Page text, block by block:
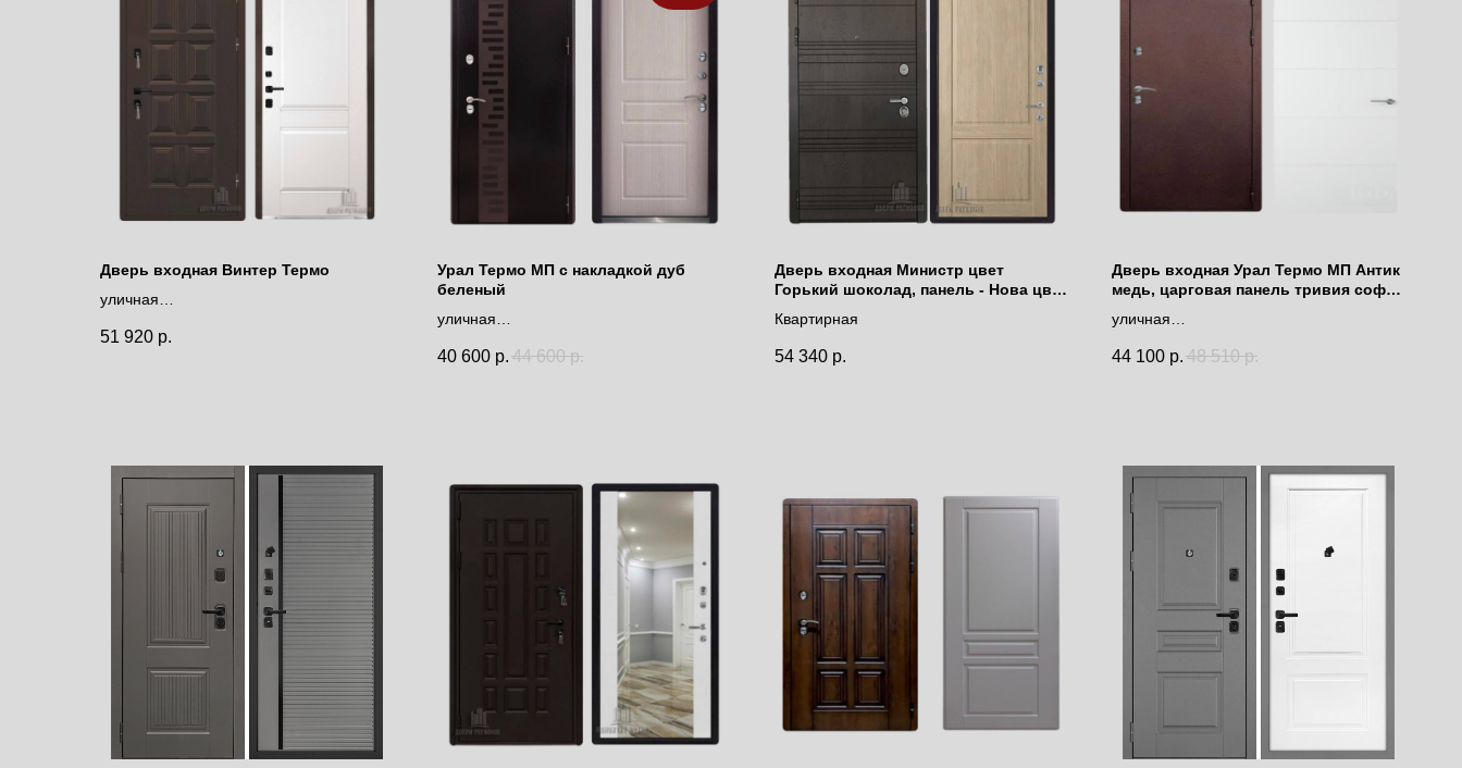
Дверь входная Винтер Термо
уличная
51 920 р.
Урал Термо МП с накладкой дуб
беленый
уличная
40 600 р. 44 600 р.
Дверь входная Министр цвет
Горький шоколад, панель - Нова цвет
Дуб натуральный
Квартирная
54 340 р.
Дверь входная Урал Термо МП Антик
медь, царговая панель тривия софт
уличная
44 100 р. 48 510 р.